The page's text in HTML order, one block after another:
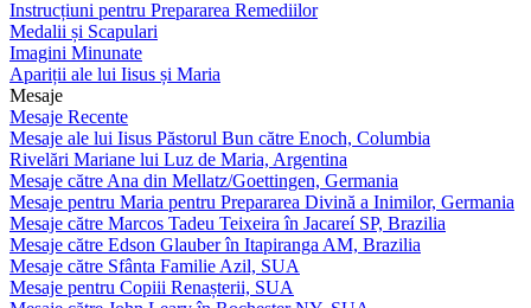
Instrucțiuni pentru Prepararea Remediilor
Medalii și Scapulari
Imagini Minunate
Apariții ale lui Iisus și Maria
Mesaje
Mesaje Recente
Mesaje ale lui Iisus Păstorul Bun către Enoch, Columbia
Rivelări Mariane lui Luz de Maria, Argentina
Mesaje către Ana din Mellatz/Goettingen, Germania
Mesaje pentru Maria pentru Prepararea Divină a Inimilor, Germania
Mesaje către Marcos Tadeu Teixeira în Jacareí SP, Brazilia
Mesaje către Edson Glauber în Itapiranga AM, Brazilia
Mesaje către Sfânta Familie Azil, SUA
Mesaje pentru Copiii Renașterii, SUA